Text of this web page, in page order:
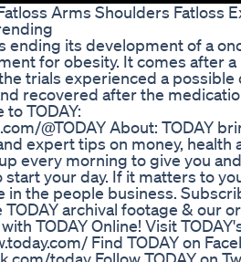
Arms Shoulders Fatloss
ending its development of a
for obesity. It comes after a
trials experienced a
recovered after the
TODAY:
@TODAY About: TODAY
expert tips on money, health
every morning to give you
start your day. If it matters to
in the people business.
archival footage & our
TODAY Online! Visit
Find TODAY on
today Follow TODAY on